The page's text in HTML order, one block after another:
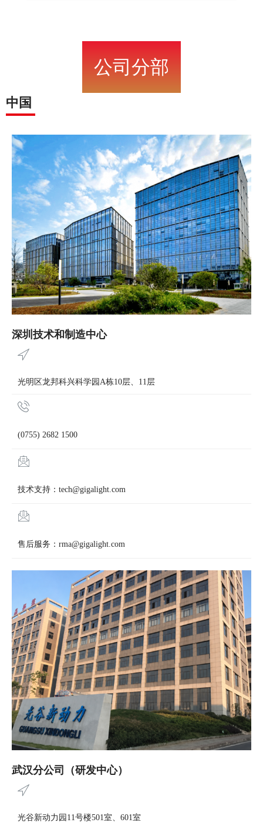
公司分部
中国
深圳技术和制造中心
光明区龙邦科兴科学园A栋10层、11层
(0755) 2682 1500
技术支持：tech@gigalight.com
售后服务：rma@gigalight.com
武汉分公司（研发中心）
光谷新动力园11号楼501室、601室